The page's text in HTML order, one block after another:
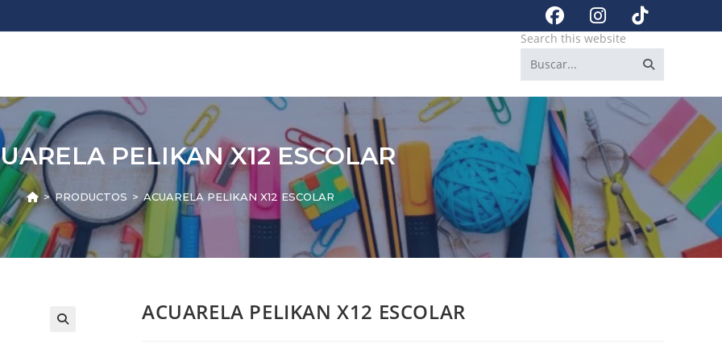
Search this website
PELIKAN X12 ESCOLAR
> PRODUCTOS > ACUARELA PELIKAN X12 ESCOLAR
ACUARELA PELIKAN X12 ESCOLAR